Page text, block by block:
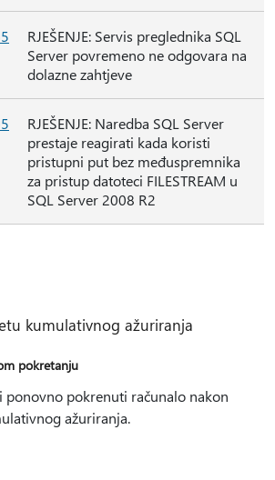
RJEŠENJE: Servis preglednika SQL
Server povremeno ne odgovara na
dolazne zahtjeve
RJEŠENJE: Naredba SQL Server
prestaje reagirati kada koristi
pristupni put bez međuspremnika
za pristup datoteci FILESTREAM u
SQL Server 2008 R2
kumulativnog ažuriranja
pokretanju
ponovno pokrenuti računalo nakon
ažuriranja.